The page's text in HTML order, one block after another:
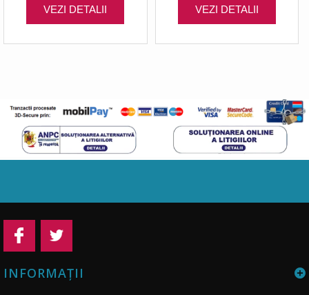
VEZI DETALII VEZI DETALII
INFORMAŢII